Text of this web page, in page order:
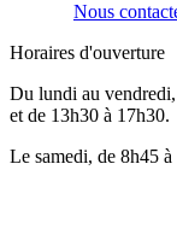
Nous
Horaires d'ouverture
Du lundi au
et de 13h30 à 17h30.
Le samedi, de 8h45 à